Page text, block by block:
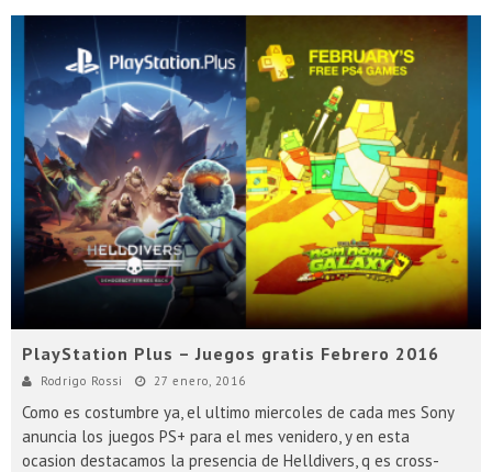
PlayStation Plus – Juegos gratis Febrero 2016
Rodrigo Rossi 27 enero, 2016
Como es costumbre ya, el ultimo miercoles de cada mes Sony
anuncia los juegos PS+ para el mes venidero, y en esta
ocasion destacamos la presencia de Helldivers, q es cross-